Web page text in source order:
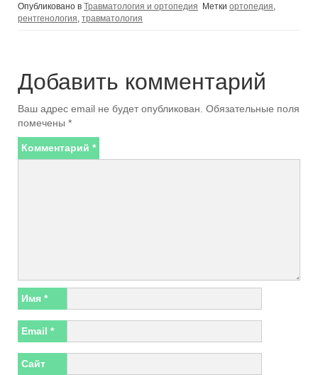
Опубликовано в Травматология и ортопедия Метки ортопедия
рентгенология травматология
Добавить комментарий
Ваш адрес email не будет опубликован. Обязательные поля
помечены *
Комментарий *
Имя *
Email *
Сайт